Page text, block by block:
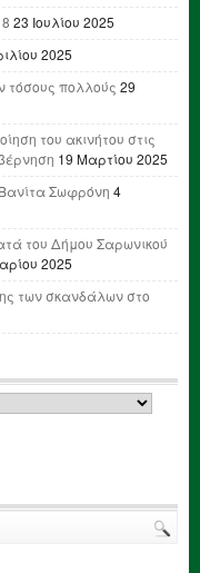
23 Ιουλίου 2025
2025
τόσους πολλούς 29
του ακινήτου στις
19 Μαρτίου 2025
Σωφρόνη 4
του Δήμου Σαρωνικού
2025
των σκανδάλων στο